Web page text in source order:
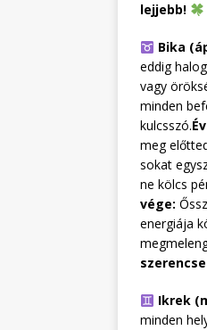
lejjebb!
Bika
eddig
vagy
minden
kulcsszó.
meg
sokat
ne kölcs
vége:
energiája
Ikrek
minden